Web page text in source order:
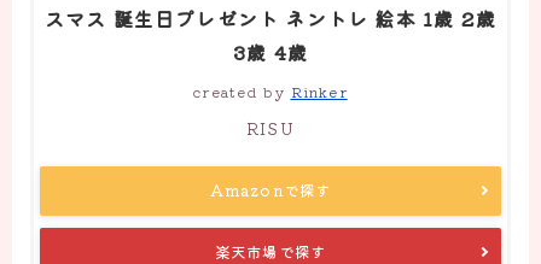
スマス 誕生日プレゼント ネントレ 絵本 1歳 2歳
3歳 4歳
created by Rinker
RISU
Amazonで探す
楽天市場で探す